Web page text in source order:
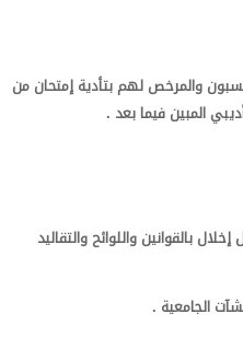
والمرخص لهم بتأدية إمتحان من
المبين فيما بعد .
بالقوانين واللوائح والتقاليد